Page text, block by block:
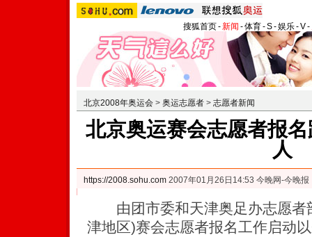
搜狐首页-新闻 -体育-S-娱乐-V-
北京2008年奥运会 > 奥运志愿者 > 志愿者新闻
北京奥运赛会志愿者报
人
https://2008.sohu.com 2007年01月26日14:53 今晚网-今晚报
由团市委和天津奥足办志愿者
津地区)赛会志愿者报名工作启动